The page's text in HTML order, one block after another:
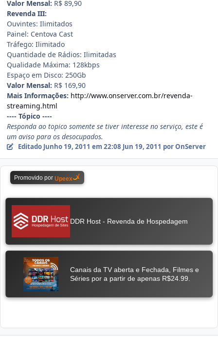
Valor Mensal: R$ 89,90
Revenda III:
Ouvintes: Ilimitados
Painel: Centova Cast
Tráfego: Ilimitado
Quantidade de Rádios: Ilimitadas
Qualidade Máxima: 128kbps
Espaço em Disco: 250Gb
Valor Mensal: R$ 169,90
Mais Informações: http://www.onserver.com.br/revenda-
streaming.html
---- Tópico ----
Responda ao topico somente se tiver interesse no serviço, este é
um aviso para os desocupados.
Editado Junho 19, 2011 em 22:08 Jun 19, 2011 por OnServer